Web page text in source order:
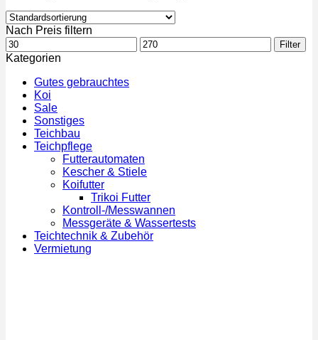
Nach Preis filtern
Min.
Preis
Max.
Preis
Filter
Kategorien
Gutes gebrauchtes
Koi
Sale
Sonstiges
Teichbau
Teichpflege
Futterautomaten
Kescher & Stiele
Koifutter
Trikoi Futter
Kontroll-/Messwannen
Messgeräte & Wassertests
Teichtechnik & Zubehör
Vermietung